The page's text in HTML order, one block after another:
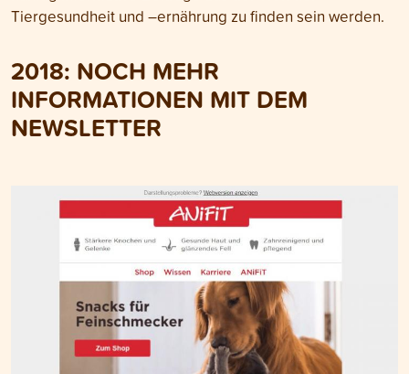
Tiergesundheit und –ernährung zu finden sein werden.
2018: NOCH MEHR
INFORMATIONEN MIT DEM
NEWSLETTER